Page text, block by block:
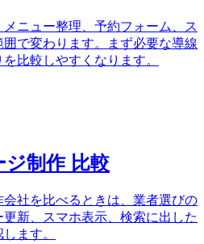
ニュー整理、予約フォーム、ス
で変わります。まず必要な導線
比較しやすくなります。
制作 比較
社を比べるときは、業者選びの
新、スマホ表示、検索に出した
ます。